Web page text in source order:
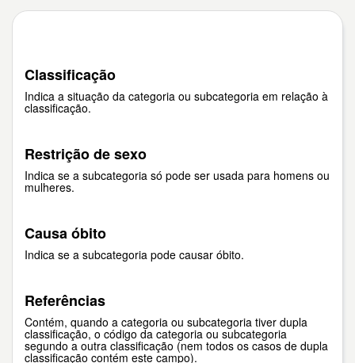
Classificação
Indica a situação da categoria ou subcategoria em relação à
classificação.
Restrição de sexo
Indica se a subcategoria só pode ser usada para homens ou
mulheres.
Causa óbito
Indica se a subcategoria pode causar óbito.
Referências
Contém, quando a categoria ou subcategoria tiver dupla
classificação, o código da categoria ou subcategoria
segundo a outra classificação (nem todos os casos de dupla
classificação contém este campo).